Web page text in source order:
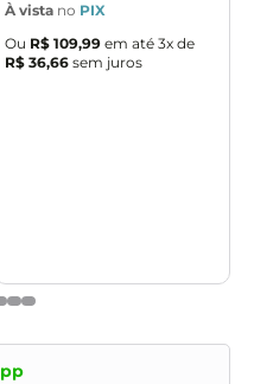
À vista no PIX
Ou R$ 109,99 em até 3x de
R$ 36,66 sem juros